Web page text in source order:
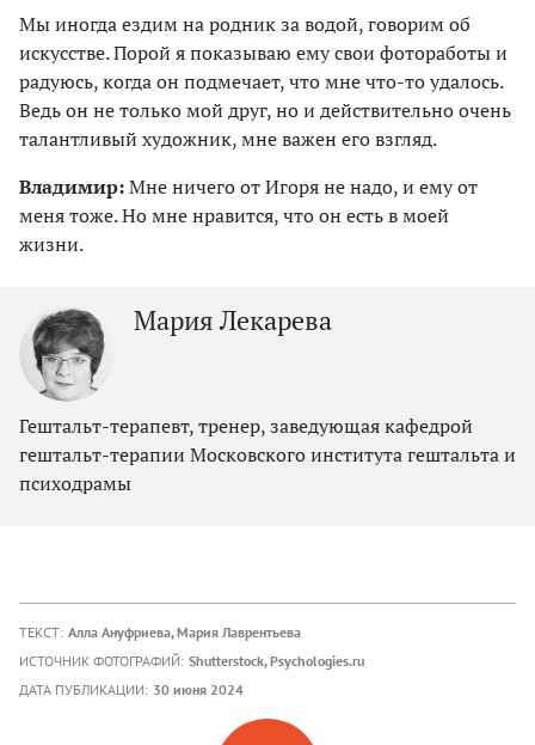
Мы иногда ездим на родник за водой, говорим об
искусстве. Порой я показываю ему свои фотоработы и
радуюсь, когда он подмечает, что мне что-то удалось.
Ведь он не только мой друг, но и действительно очень
талантливый художник, мне важен его взгляд.
Владимир:Мне ничего от Игоря не надо, и ему от
меня тоже. Но мне нравится, что он есть в моей
жизни.
Мария Лекарева
Гештальт-терапевт, тренер, заведующая кафедрой
гештальт-терапии Московского института гештальта и
психодрамы
ТЕКСТ: Алла Ануфриева, Мария Лаврентьева
ИСТОЧНИК ФОТОГРАФИЙ: Shutterstock, Psychologies.ru
ДАТА ПУБЛИКАЦИИ: 30 июня 2024